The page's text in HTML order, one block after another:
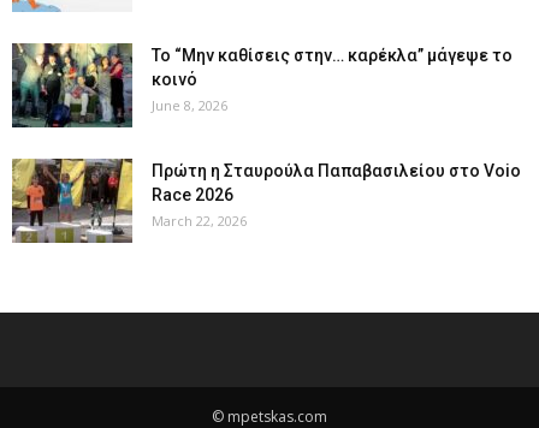
Το “Μην καθίσεις στην… καρέκλα” μάγεψε το
κοινό
June 8, 2026
Πρώτη η Σταυρούλα Παπαβασιλείου στο Voio
Race 2026
March 22, 2026
© mpetskas.com